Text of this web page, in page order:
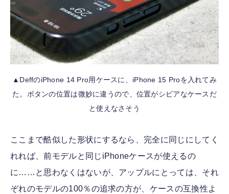
▲DeffのiPhone 14 Pro用ケースに、iPhone 15 Proを入れてみ
た。ボタンの位置は微妙に違うので、位置がシビアなケースだ
と使えなさそう
ここまで酷似した形状にするなら、完全に同じにしてく
れれば、前モデルと同じiPhoneケースが使えるの
に……と思わなくはないが、アップルにとっては、それ
ぞれのモデルの100％の追求の方が、ケースの互換性よ